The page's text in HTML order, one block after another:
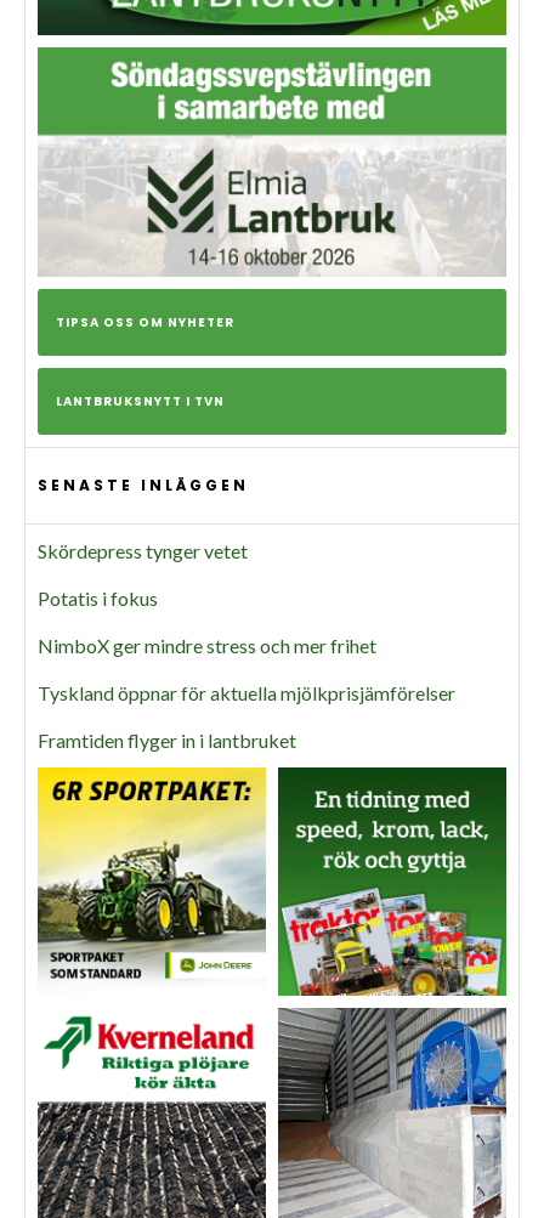
TIPSA OSS OM NYHETER
LANTBRUKSNYTT I TVN
SENASTE INLÄGGEN
Skördepress tynger vetet
Potatis i fokus
NimboX ger mindre stress och mer frihet
Tyskland öppnar för aktuella mjölkprisjämförelser
Framtiden flyger in i lantbruket